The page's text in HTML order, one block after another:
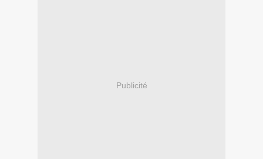
Publicité